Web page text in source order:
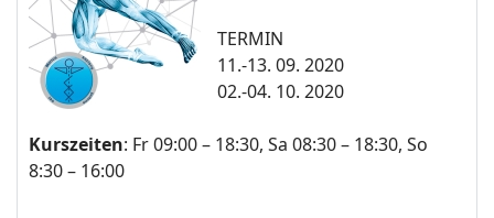
TERMIN
11.-13. 09. 2020
02.-04. 10. 2020
Kurszeiten: Fr 09:00 – 18:30, Sa 08:30 – 18:30, So
8:30 – 16:00